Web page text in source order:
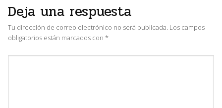
Deja una respuesta
Tu dirección de correo electrónico no será publicada. Los campos
obligatorios están marcados con *